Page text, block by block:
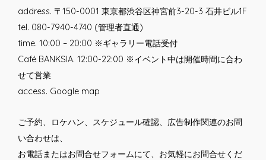
address. 〒150-0001 東京都渋谷区神宮前3-20-3 石井ビル1F
tel. 080-7940-4740 (管理者直通)
time. 10:00 – 20:00 ※ギャラリー電話受付
Café BANKSIA. 12:00-22:00 ※イベント中は開催時間に合わ
せて営業
access. Google map
ご予約、ロケハン、スケジュール確認、広告制作関連のお問
い合わせは、
お電話またはお問合せフォームにて、お気軽にお問合せくだ